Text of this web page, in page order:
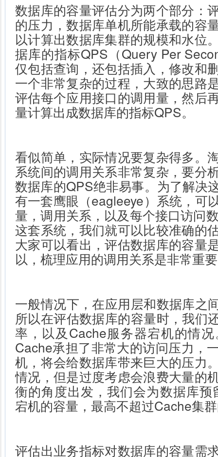
数据库的容量评估分为两个部分：
的压力，数据库单机所能承载的容
以计算出数据库集群的规模和水位
据库的指标QPS（Query Per
仅包括查询，还包括插入，修改和
一个非常复杂的过程，大致的思路
评估每个应用接口的调用量，然后
量计算出成数据库的指标QPS。
看似简单，实际情况要复杂得多。
系统间的调用关系非常复杂，要分
数据库的QPS绝非易事。为了解决
有一套鹰眼（eagleeye）系统，可
量，调用关系，以及每个接口访问
这套系统，我们就可以比较准确的
大家可以看出，评估数据库的容量
以，梳理应用的调用关系是非常重
一般情况下，在应用层和数据库之
所以在评估数据库的容量时，我们
率，以及Cache服务器宕机的情
Cache承担了非常大的访问压力，
机，将会给数据库带来巨大的压力
情况，但是过度考虑会浪费大量的
衡的角度出发，我们会为数据库
宕机的容量，最高不超过Cache集
评估出业务指标对数据库的容量需